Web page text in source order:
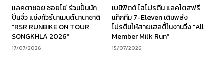
แลคตาซอย ซอยโย่ ร่วมปั้นนัก
ปั่นจิ๋ว แข่งทัวร์นาเมนต์นานาชาติ
“RSR RUNBIKE ON TOUR
SONGKHLA 2026”
17/07/2026
เบนิฟิตต์ ไฮโปรตีน แลคโตสฟรี
แท็กทีม 7-Eleven เติมพลัง
โปรตีนให้สายเฮลตี้ในงานวิ่ง “All
Member Milk Run”
15/07/2026